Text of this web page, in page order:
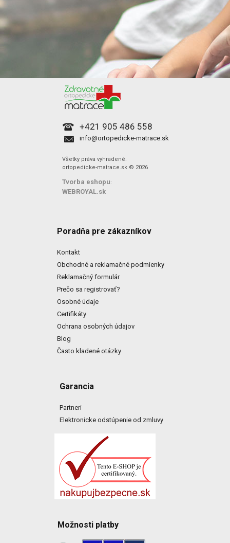
+421 905 486 558
info@ortopedicke-matrace.sk
Všetky práva vyhradené.
ortopedicke-matrace.sk © 2026
Tvorba eshopu:
WEBROYAL.sk
Poradňa pre zákazníkov
Kontakt
Obchodné a reklamačné podmienky
Reklamačný formulár
Prečo sa registrovať?
Osobné údaje
Certifikáty
Ochrana osobných údajov
Blog
Často kladené otázky
Garancia
Partneri
Elektronicke odstúpenie od zmluvy
Možnosti platby